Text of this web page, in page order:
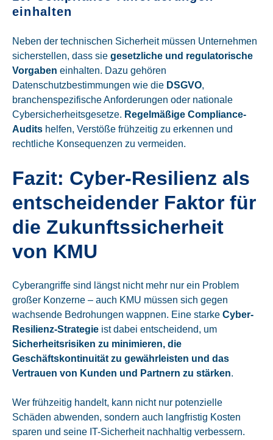
einhalten
Neben der technischen Sicherheit müssen Unternehmen
sicherstellen, dass sie gesetzliche und regulatorische
Vorgaben einhalten. Dazu gehören
Datenschutzbestimmungen wie die DSGVO,
branchenspezifische Anforderungen oder nationale
Cybersicherheitsgesetze. Regelmäßige Compliance-
Audits helfen, Verstöße frühzeitig zu erkennen und
rechtliche Konsequenzen zu vermeiden.
Fazit: Cyber-Resilienz als
entscheidender Faktor für
die Zukunftssicherheit
von KMU
Cyberangriffe sind längst nicht mehr nur ein Problem
großer Konzerne – auch KMU müssen sich gegen
wachsende Bedrohungen wappnen. Eine starke Cyber-
Resilienz-Strategie ist dabei entscheidend, um
Sicherheitsrisiken zu minimieren, die
Geschäftskontinuität zu gewährleisten und das
Vertrauen von Kunden und Partnern zu stärken.
Wer frühzeitig handelt, kann nicht nur potenzielle
Schäden abwenden, sondern auch langfristig Kosten
sparen und seine IT-Sicherheit nachhaltig verbessern.